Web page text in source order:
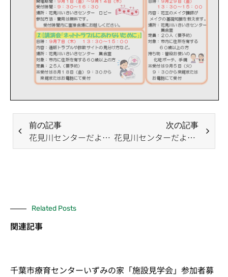
前の記事
花見川センターだより（8月号）
次の記事
花見川センターだより（10月号）
Related Posts
関連記事
千葉市療育センターいずみの家「施設見学会」参加者募